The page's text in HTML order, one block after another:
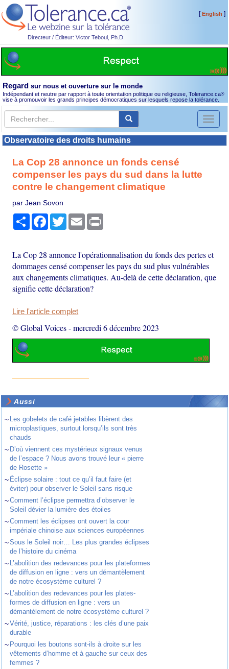
Directeur / Éditeur: Victor Teboul, Ph.D.
[English ]
Regard sur nous et ouverture sur le monde
Indépendant et neutre par rapport à toute orientation politique ou religieuse, Tolerance.ca®
vise à promouvoir les grands principes démocratiques sur lesquels repose la tolérance.
Toggle
Observatoire des droits humains
La Cop 28 annonce un fonds censé
compenser les pays du sud dans la lutte
contre le changement climatique
par Jean Sovon
PartagerFacebook
TwitterEmail
La Cop 28 annonce l'opérationnalisation du fonds des pertes et
dommages censé compenser les pays du sud plus vulnérables
aux changements climatiques. Au-delà de cette déclaration, que
signifie cette déclaration?
Lire l'article complet
© Global Voices-mercredi 6 décembre 2023
Aussi
~ Les gobelets de café jetables libèrent des
microplastiques, surtout lorsqu’ils sont très
chauds
~ D’où viennent ces mystérieux signaux venus
de l’espace ? Nous avons trouvé leur « pierre
de Rosette »
~ Éclipse solaire : tout ce qu’il faut faire (et
éviter) pour observer le Soleil sans risque
~Comment l’éclipse permettra d’observer le
Soleil dévier la lumière des étoiles
~Comment les éclipses ont ouvert la cour
impériale chinoise aux sciences européennes
~Sous le Soleil noir… Les plus grandes éclipses
de l’histoire du cinéma
~ L’abolition des redevances pour les plateformes
de diffusion en ligne : vers un démantèlement
de notre écosystème culturel ?
~ L’abolition des redevances pour les plates-
formes de diffusion en ligne : vers un
démantèlement de notre écosystème culturel ?
~Vérité, justice, réparations : les clés d’une paix
durable
~ Pourquoi les boutons sont-ils à droite sur les
vêtements d’homme et à gauche sur ceux des
femmes ?